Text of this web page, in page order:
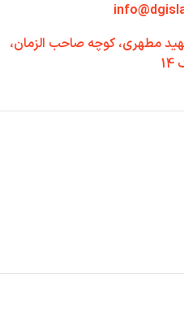
مطهری، کوچه صاحب الزمان،